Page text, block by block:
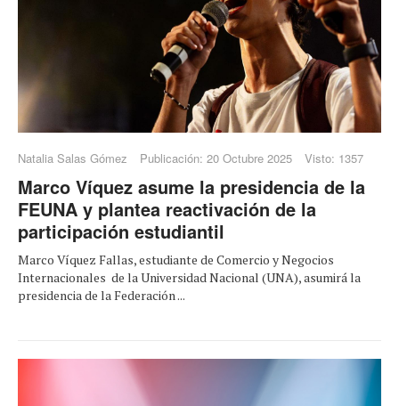
Natalia Salas Gómez Publicación: 20 Octubre 2025 Visto: 1357
Marco Víquez asume la presidencia de la
FEUNA y plantea reactivación de la
participación estudiantil
Marco Víquez Fallas, estudiante de Comercio y Negocios
Internacionales de la Universidad Nacional (UNA), asumirá la
presidencia de la Federación ...